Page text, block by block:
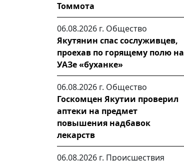
Томмота
06.08.2026 г. Общество
Якутянин спас сослуживцев,
проехав по горящему полю на
УАЗе «буханке»
06.08.2026 г. Общество
Госкомцен Якутии проверил
аптеки на предмет
повышения надбавок
лекарств
06.08.2026 г. Происшествия